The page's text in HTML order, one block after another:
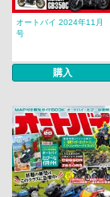
オートバイ 2024年11月
号
購入